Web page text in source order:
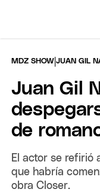
MDZ SHOW |JUAN GIL
Juan Gil
de
El actor se refirió
que habría
obra Closer.